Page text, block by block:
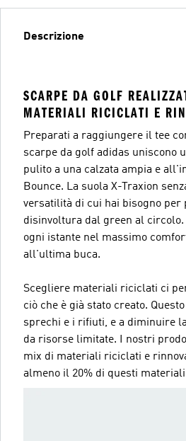
Descrizione
SCARPE DA GOLF
MATERIALI RICICLATI E
Preparati a raggiungere il tee
scarpe da golf adidas uniscono
pulito a una calzata ampia e
Bounce. La suola X-Traxion
versatilità di cui hai bisogno per
disinvoltura dal green al
ogni istante nel massimo
all'ultima buca.
Scegliere materiali riciclati ci
ciò che è già stato creato.
sprechi e i rifiuti, e a diminuire
da risorse limitate. I nostri
mix di materiali riciclati e
almeno il 20% di questi